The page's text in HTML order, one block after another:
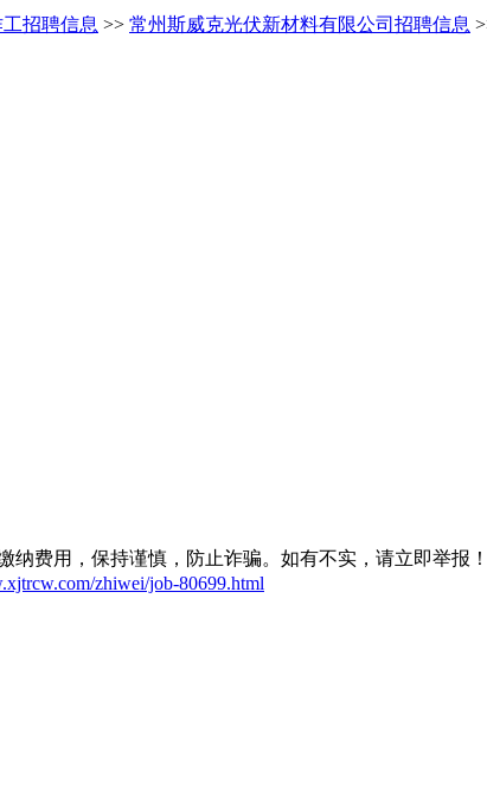
招聘信息 >> 常州斯威克光伏新材料有限公司招聘信息
纳费用，保持谨慎，防止诈骗。如有不实，请立即举报
zhiwei/job-80699.html